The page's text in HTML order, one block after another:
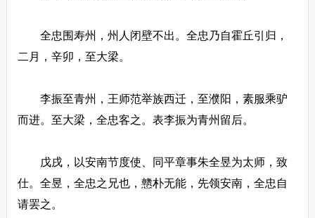
全忠围寿州，州人闭壁不出。全忠乃自霍丘引归，
二月，辛卯，至大梁。
李振至青州，王师范举族西迁，至濮阳，素服乘驴
而进。至大梁，全忠客之。表李振为青州留后。
戊戌，以安南节度使、同平章事朱全昱为太师，致
仕。全昱，全忠之兄也，戆朴无能，先领安南，全忠自
请罢之。